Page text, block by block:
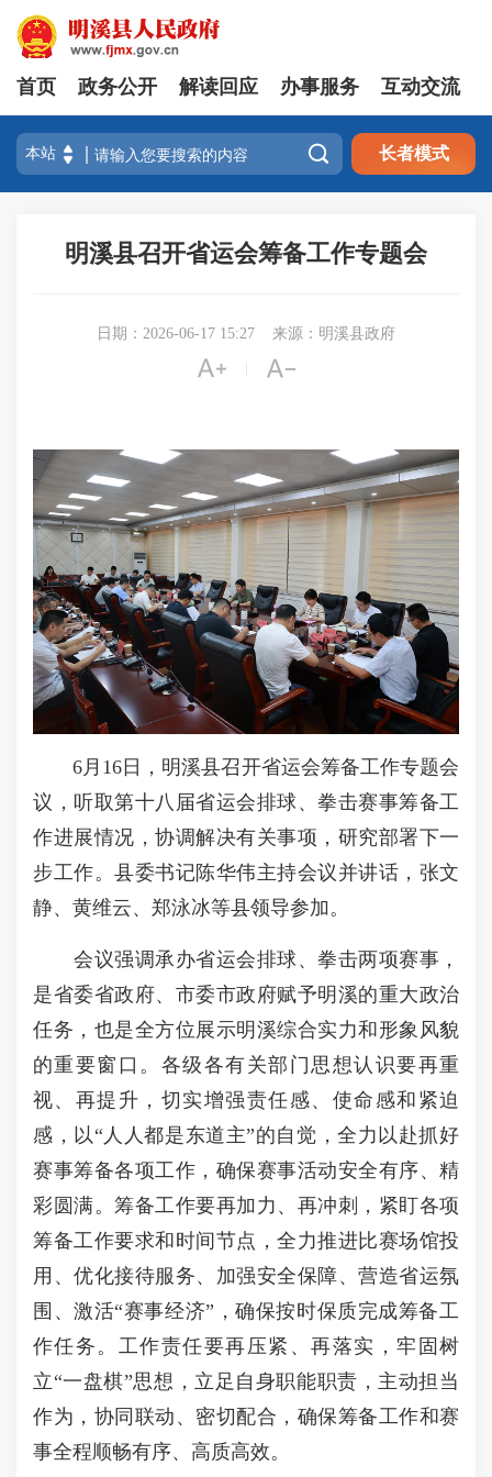
首页 政务公开 解读回应 办事服务 互动交流
 长者模式
明溪县召开省运会筹备工作专题会
日期：2026-06-17 15:27 来源：明溪县政府
 
6月16日，明溪县召开省运会筹备工作专题会
议，听取第十八届省运会排球、拳击赛事筹备工
作进展情况，协调解决有关事项，研究部署下一
步工作。县委书记陈华伟主持会议并讲话，张文
静、黄维云、郑泳冰等县领导参加。
会议强调承办省运会排球、拳击两项赛事，
是省委省政府、市委市政府赋予明溪的重大政治
任务，也是全方位展示明溪综合实力和形象风貌
的重要窗口。各级各有关部门思想认识要再重
视、再提升，切实增强责任感、使命感和紧迫
感，以“人人都是东道主”的自觉，全力以赴抓好
赛事筹备各项工作，确保赛事活动安全有序、精
彩圆满。筹备工作要再加力、再冲刺，紧盯各项
筹备工作要求和时间节点，全力推进比赛场馆投
用、优化接待服务、加强安全保障、营造省运氛
围、激活“赛事经济”，确保按时保质完成筹备工
作任务。工作责任要再压紧、再落实，牢固树
立“一盘棋”思想，立足自身职能职责，主动担当
作为，协同联动、密切配合，确保筹备工作和赛
事全程顺畅有序、高质高效。